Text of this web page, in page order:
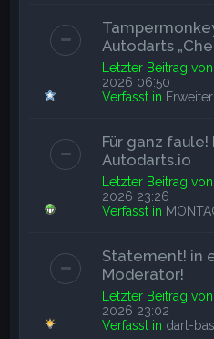
Autodarts
Letzter Beitrag von
2026 06:50
Verfasst in
Für ganz
Autodarts.io
Letzter Beitrag von
2026 23:26
Verfasst in
Statement! in
Moderator!
Letzter Beitrag von
2026 23:02
Verfasst in dart-